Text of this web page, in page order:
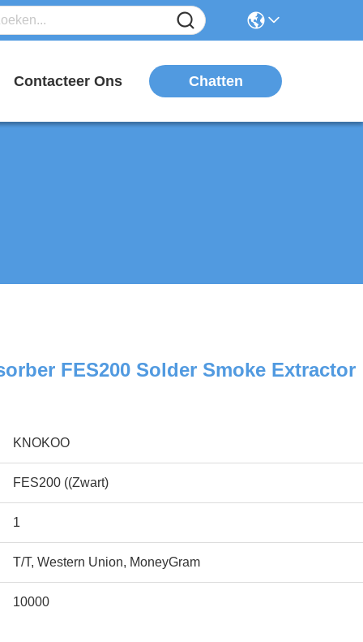
Contacteer Ons Chatten
FES200 Solder Smoke Extractor
KNOKOO
FES200 ((Zwart)
1
T/T, Western Union, MoneyGram
10000